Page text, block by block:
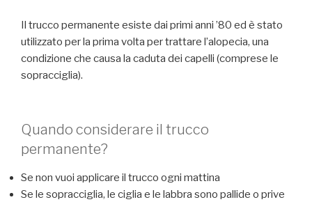
Il trucco permanente esiste dai primi anni ’80 ed è stato
utilizzato per la prima volta per trattare l’alopecia, una
condizione che causa la caduta dei capelli (comprese le
sopracciglia).
Quando considerare il trucco
permanente?
Se non vuoi applicare il trucco ogni mattina
Se le sopracciglia, le ciglia e le labbra sono pallide o prive